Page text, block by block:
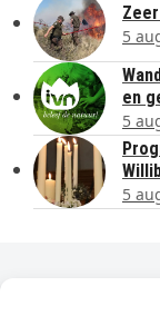
5
en
5
5
Dagelijks